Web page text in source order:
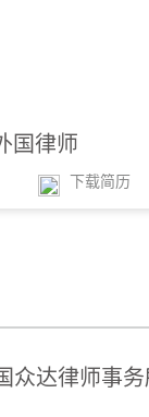
国律师
下载简历
众达律师事